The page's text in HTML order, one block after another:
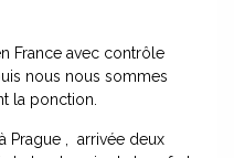
France avec contrôle
nous nous sommes
la ponction.
Prague , arrivée deux